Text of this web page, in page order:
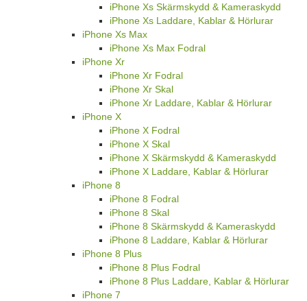
iPhone Xs Skärmskydd & Kameraskydd
iPhone Xs Laddare, Kablar & Hörlurar
iPhone Xs Max
iPhone Xs Max Fodral
iPhone Xr
iPhone Xr Fodral
iPhone Xr Skal
iPhone Xr Laddare, Kablar & Hörlurar
iPhone X
iPhone X Fodral
iPhone X Skal
iPhone X Skärmskydd & Kameraskydd
iPhone X Laddare, Kablar & Hörlurar
iPhone 8
iPhone 8 Fodral
iPhone 8 Skal
iPhone 8 Skärmskydd & Kameraskydd
iPhone 8 Laddare, Kablar & Hörlurar
iPhone 8 Plus
iPhone 8 Plus Fodral
iPhone 8 Plus Laddare, Kablar & Hörlurar
iPhone 7